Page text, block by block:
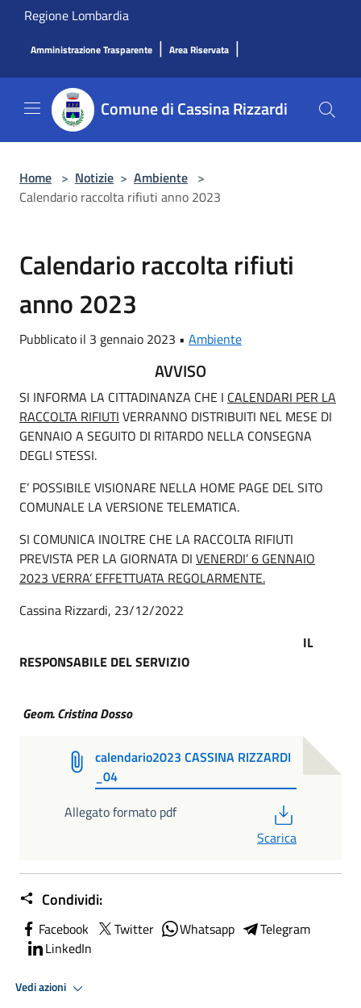
Salta al contenuto principale
Regione Lombardia
Amministrazione Trasparente | Area Riservata |
Comune di Cassina Rizzardi
Home > Notizie > Ambiente >
Calendario raccolta rifiuti anno 2023
Calendario raccolta rifiuti
anno 2023
Pubblicato il 3 gennaio 2023 • Ambiente
AVVISO
SI INFORMA LA CITTADINANZA CHE I CALENDARI PER LA
RACCOLTA RIFIUTI VERRANNO DISTRIBUITI NEL MESE DI
GENNAIO A SEGUITO DI RITARDO NELLA CONSEGNA
DEGLI STESSI.
E’ POSSIBILE VISIONARE NELLA HOME PAGE DEL SITO
COMUNALE LA VERSIONE TELEMATICA.
SI COMUNICA INOLTRE CHE LA RACCOLTA RIFIUTI
PREVISTA PER LA GIORNATA DI VENERDI’ 6 GENNAIO
2023 VERRA’ EFFETTUATA REGOLARMENTE.
Cassina Rizzardi, 23/12/2022
IL
RESPONSABILE DEL SERVIZIO
Geom. Cristina Dosso
calendario2023 CASSINA RIZZARDI
_04
Allegato formato pdf
Scarica
Condividi:
Facebook Twitter Whatsapp
Telegram
LinkedIn
Vedi azioni